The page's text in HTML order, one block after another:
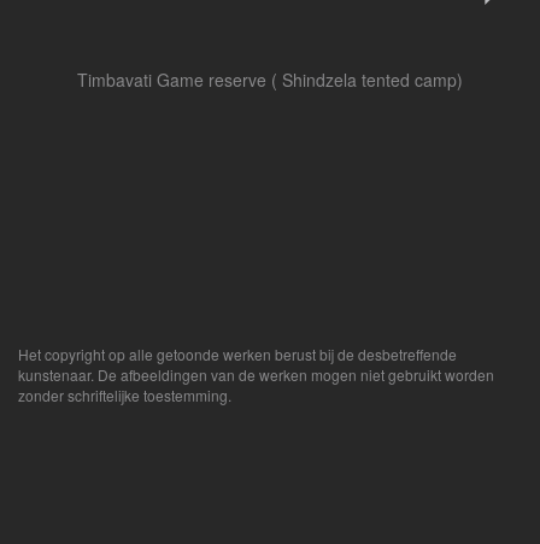
Timbavati Game reserve ( Shindzela tented camp)
Het copyright op alle getoonde werken berust bij de desbetreffende
kunstenaar. De afbeeldingen van de werken mogen niet gebruikt worden
zonder schriftelijke toestemming.